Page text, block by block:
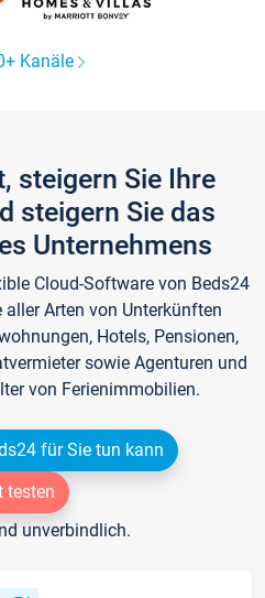
Kanäle
steigern Sie Ihre
steigern Sie das
Unternehmens
Cloud-Software von Beds24
Arten von Unterkünften
Hotels, Pensionen,
sowie Agenturen und
von Ferienimmobilien.
für Sie tun kann
testen
unverbindlich.